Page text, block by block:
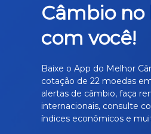
Câmbio no
com você!
Baixe o App do Melhor
cotação de 22 moedas
alertas de câmbio, faça
internacionais, consulte
índices econômicos e